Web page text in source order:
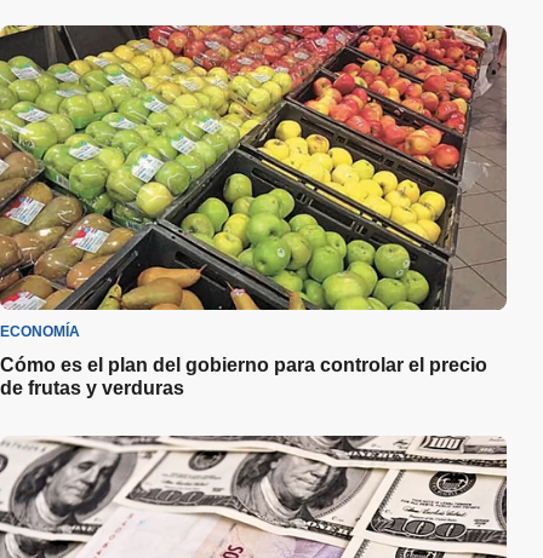
ECONOMÍA
Cómo es el plan del gobierno para controlar el precio
de frutas y verduras